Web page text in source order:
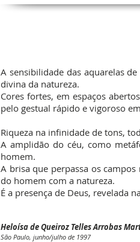
A sensibilidade das aquarelas
divina da natureza.
Cores fortes, em espaços
pelo gestual rápido e vigoroso
Riqueza na infinidade de tons,
A amplidão do céu, como
homem.
A brisa que perpassa os
do homem com a natureza.
É a presença de Deus, revelada
Heloísa de Queiroz Telles Arrobas
São Paulo, junho/julho de 1997